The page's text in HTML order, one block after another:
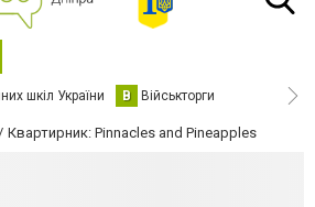
шкіл України В Військторги
Квартирник: Pinnacles and Pineapples